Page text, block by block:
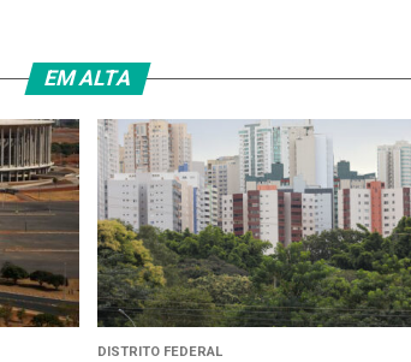
EM ALTA
DISTRITO FEDERAL